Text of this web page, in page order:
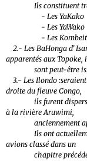
Ils constituent
- Les YaKako
- Les YaWako
- Les
2.- Les BaHonga d’
apparentés aux Topoke,
sont peut-être issus
3.- Les Ilondo
droite du fleuve Congo,
ils furent dispersés
à la rivière Aruwimi,
anciennement
Ils ont actuellement
avions classé dans un
chapitre précédent